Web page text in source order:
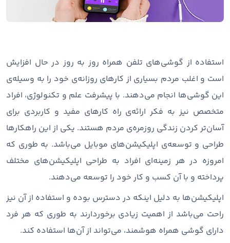
استفاده از گوشی‌های تلفن همراه روز به روز در حال افزایش
است و اغلب مردم بسیاری از کارهای روزانه‌ی خود را به وسیله‌ی
این گوشی‌ها انجام می‌دهند. با پیشرفت علم و تکنولوژی، افراد
متخصص نیز به فکر ارائه‌ی راه کارهای مفید و کاربردی برای
آسان‌تر کردن زندگی روزمره‌ی مردم هستند. یکی از این راهکارها
طراحی و توسعه‌ی اپلیکیشن‌های موبایل می‌باشد. به طوری که
امروزه در هر زمینه‌ای افراد به طراحی اپلیکیشن‌های مختلف
پرداخته و با آن کسب و کار خود را توسعه می‌دهند.
اپلیکیشن‌ها به دلیل اینکه در دسترس بوده و استفاده از آن‌ نیز
راحت می‌باشد از اهمیت زیادی برخوردارند به طوری که هر فرد
دارای گوشی همراه هوشمند، می‌تواند از آن‌ها استفاده کند.